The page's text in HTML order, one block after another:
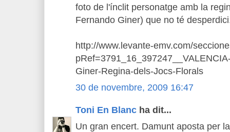
foto de l'ínclit personatge amb la
Fernando Giner) que no té
http://www.levante-emv.com/
Giner-Regina-dels-Jocs-Florals
30 de novembre, 2009 16:47
Toni En Blanc ha dit...
Un gran encert. Damunt aposta per